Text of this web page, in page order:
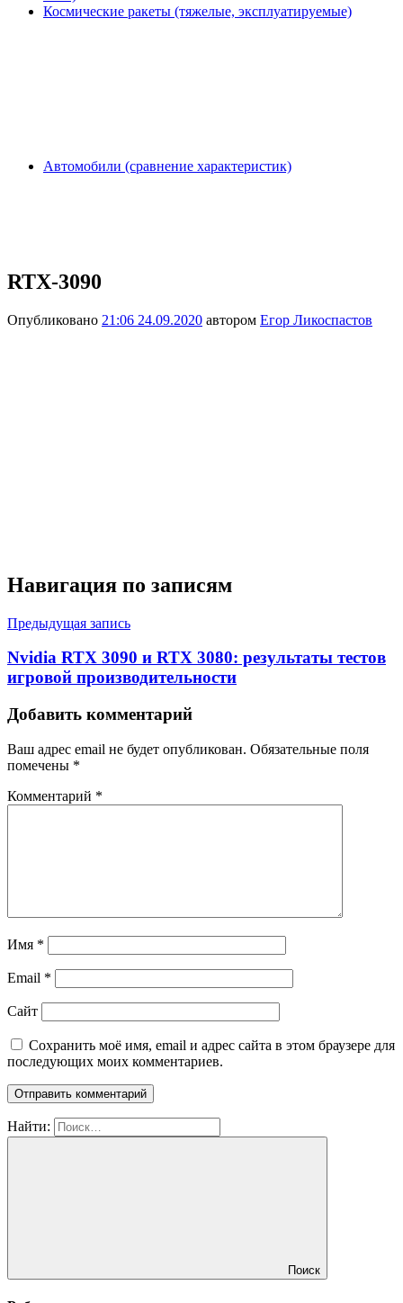
Космические ракеты (тяжелые, эксплуатируемые)
Автомобили (сравнение характеристик)
RTX-3090
Опубликовано 21:06 24.09.2020 автором Егор Ликоспастов
Навигация по записям
Предыдущая запись
Nvidia RTX 3090 и RTX 3080: результаты тестов
игровой производительности
Добавить комментарий
Ваш адрес email не будет опубликован. Обязательные поля
помечены *
Комментарий *
Имя *
Email *
Сайт
Сохранить моё имя, email и адрес сайта в этом браузере для
последующих моих комментариев.
Найти:
Поиск